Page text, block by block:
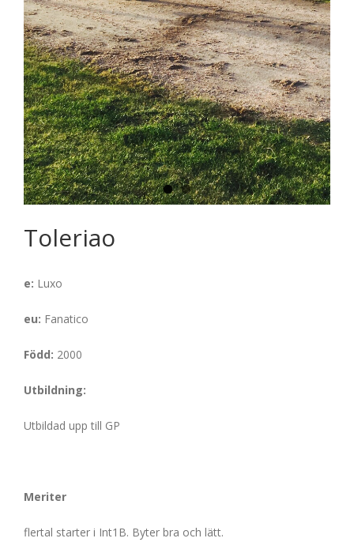
Toleriao
e: Luxo
eu: Fanatico
Född: 2000
Utbildning:
Utbildad upp till GP
Meriter
flertal starter i Int1B. Byter bra och lätt.